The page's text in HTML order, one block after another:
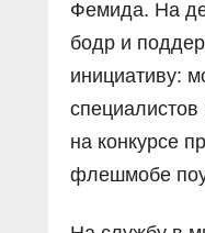
Фемида. На
бодр и
инициативу:
специалистов
на конкурсе
флешмобе